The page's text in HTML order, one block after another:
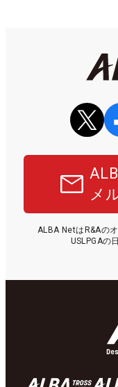
メ
ALBA NetはR&Aの
USLPGAの